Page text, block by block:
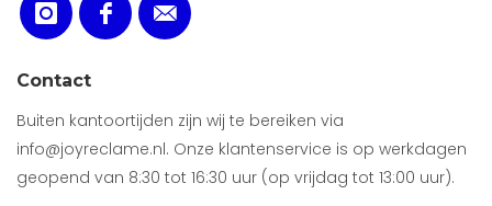
Contact
Buiten kantoortijden zijn wij te bereiken via
info@joyreclame.nl. Onze klantenservice is op werkdagen
geopend van 8:30 tot 16:30 uur (op vrijdag tot 13:00 uur).